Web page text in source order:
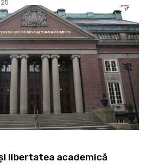
libertatea academică